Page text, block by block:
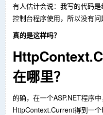
有人估计会说：我写的代码
控制台程序使用，所以没有问
真的是这样吗？
在哪里？
的确，在一个ASP.NET程序中
HttpContext.Current得到一